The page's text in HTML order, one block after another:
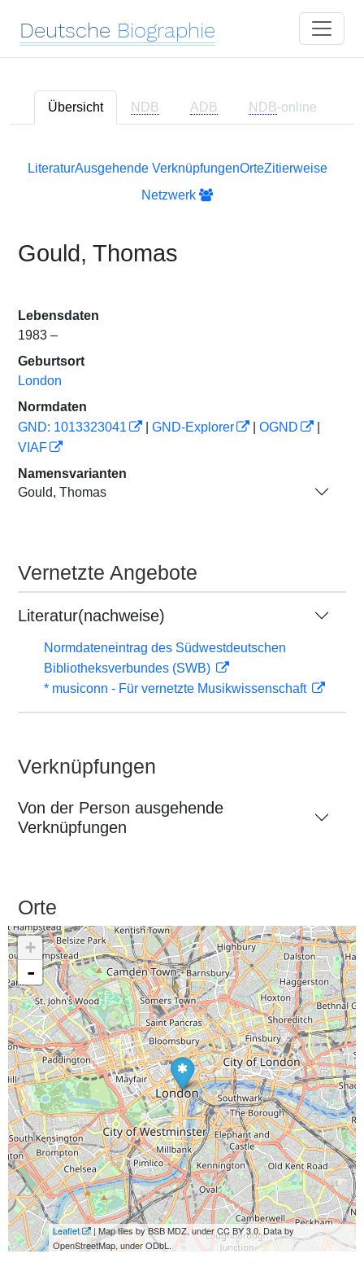
Deutsche Biographie
Übersicht NDB ADB NDB-online
LiteraturAusgehende VerknüpfungenOrteZitierweise
Netzwerk
Gould, Thomas
Lebensdaten
1983 –
Geburtsort
London
Normdaten
GND: 1013323041
GND-Explorer OGND
VIAF
Namensvarianten
Gould, Thomas
Vernetzte Angebote
Literatur(nachweise)
Normdateneintrag des Südwestdeutschen
Bibliotheksverbundes (SWB)
* musiconn - Für vernetzte Musikwissenschaft
Verknüpfungen
Von der Person ausgehende
Verknüpfungen
Orte
+
-
Leaflet
| Map tiles by BSB MDZ, under CC BY 3.0. Data by
OpenStreetMap, under ODbL.